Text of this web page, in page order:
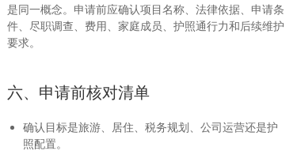
是同一概念。申请前应确认项目名称、法律依据、申请条
件、尽职调查、费用、家庭成员、护照通行力和后续维护
要求。
六、申请前核对清单
确认目标是旅游、居住、税务规划、公司运营还是护
照配置。